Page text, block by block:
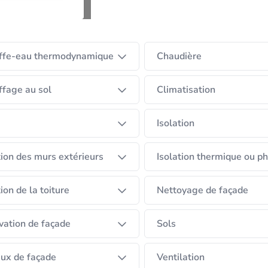
et produits liés à vos demandes et ce sur
que :
/ cave / hydrofuges / mérule / ...
/ hydrofuge / peinture hydrofuge / graffiti
Flux / appareils décentralisés
des certificats de garantie comprises entre 10 et
eau thermodynamique Chaudière
au sol Climatisation
Isolation
des murs extérieurs Isolation thermique ou
de la toiture Nettoyage de façade
de façade Sols
de façade Ventilation